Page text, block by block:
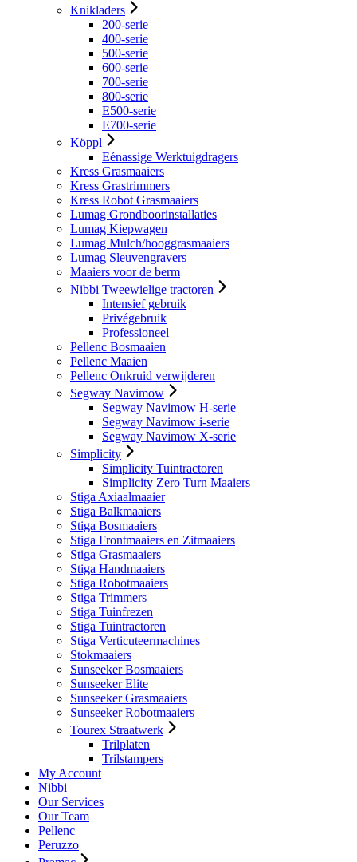
Knikladers
200-serie
400-serie
500-serie
600-serie
700-serie
800-serie
E500-serie
E700-serie
Köppl
Eénassige Werktuigdragers
Kress Grasmaaiers
Kress Grastrimmers
Kress Robot Grasmaaiers
Lumag Grondboorinstallaties
Lumag Kiepwagen
Lumag Mulch/hooggrasmaaiers
Lumag Sleuvengravers
Maaiers voor de berm
Nibbi Tweewielige tractoren
Intensief gebruik
Privégebruik
Professioneel
Pellenc Bosmaaien
Pellenc Maaien
Pellenc Onkruid verwijderen
Segway Navimow
Segway Navimow H-serie
Segway Navimow i-serie
Segway Navimow X-serie
Simplicity
Simplicity Tuintractoren
Simplicity Zero Turn Maaiers
Stiga Axiaalmaaier
Stiga Balkmaaiers
Stiga Bosmaaiers
Stiga Frontmaaiers en Zitmaaiers
Stiga Grasmaaiers
Stiga Handmaaiers
Stiga Robotmaaiers
Stiga Trimmers
Stiga Tuinfrezen
Stiga Tuintractoren
Stiga Verticuteermachines
Stokmaaiers
Sunseeker Bosmaaiers
Sunseeker Elite
Sunseeker Grasmaaiers
Sunseeker Robotmaaiers
Tourex Straatwerk
Trilplaten
Trilstampers
My Account
Nibbi
Our Services
Our Team
Pellenc
Peruzzo